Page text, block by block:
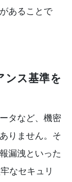
あることで
ンス基準を
タなど、機密
りません。そ
漏洩といった
なセキュリ